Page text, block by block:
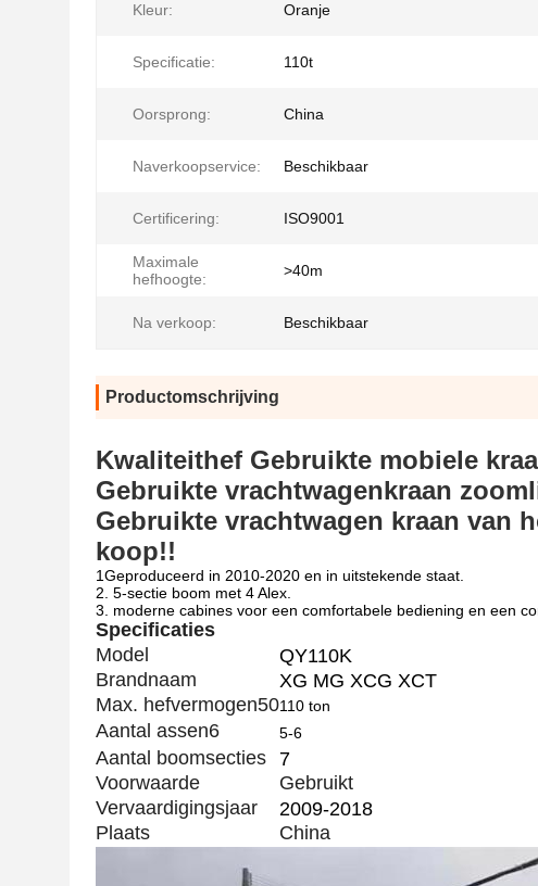
Kleur: Oranje
Specificatie: 110t
Oorsprong: China
Naverkoopservice: Beschikbaar
Certificering: ISO9001
Maximale
hefhoogte:
>40m
Na verkoop: Beschikbaar
Productomschrijving
Kwaliteithef Gebruikte mobiele
Gebruikte vrachtwagenkraan
Gebruikte vrachtwagen kraan van
koop!!
1Geproduceerd in 2010-2020 en in uitstekende staat.
2. 5-sectie boom met 4 Alex.
3. moderne cabines voor een comfortabele bediening en een
Specificaties
Model
QY110K
Brandnaam
XG MG XCG XCT
Max. hefvermogen50110 ton
Aantal assen6 5-6
Aantal boomsecties
7
Voorwaarde
Gebruikt
Vervaardigingsjaar
2009-2018
Plaats
China